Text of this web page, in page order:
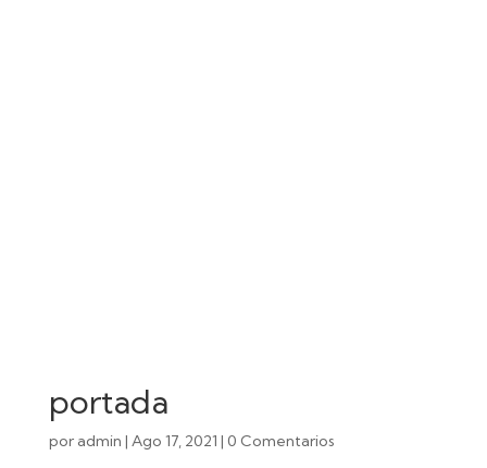
portada
por admin | Ago 17, 2021 | 0 Comentarios